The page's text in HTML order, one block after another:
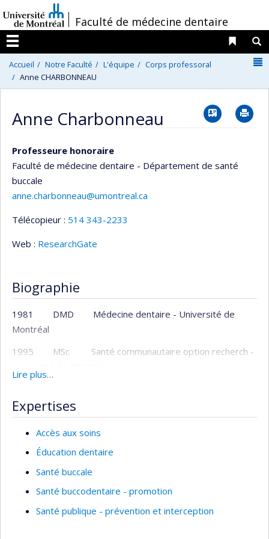
au
contenu
/Faculté de médecine dentaire
Menu
Liens
Accueil Notre Faculté L'équipe
Corps professoral
Anne CHARBONNEAU
Anne Charbonneau Vcard
Professeure honoraire
Faculté de médecine dentaire - Département de santé
buccale
anne.charbonneau@umontreal.ca
Télécopieur : 514 343-2233
Web : ResearchGate
Biographie
1981 DMD Médecine dentaire - Université de
Montréal
1995 MSc Santé communautaire option recherch -
de la santé - Université de Montréal
1995 Dentiste spécialiste en santé communautaire
09-1995 Professeur adjoint
06-2001 Professeur agrégé
01-2008 Vice-doyenne aux études
06-2008 Professeur titulaire
Lire plus…
Expertises
Accès aux soins
Éducation dentaire
Santé buccale
Santé buccodentaire - promotion
Santé publique - prévention et interception